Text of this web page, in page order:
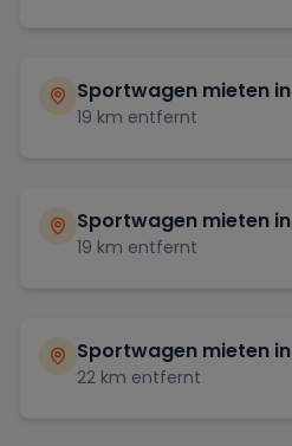
Sportwagen mieten in
19 km entfernt
Sportwagen mieten in
19 km entfernt
Sportwagen mieten in
22 km entfernt